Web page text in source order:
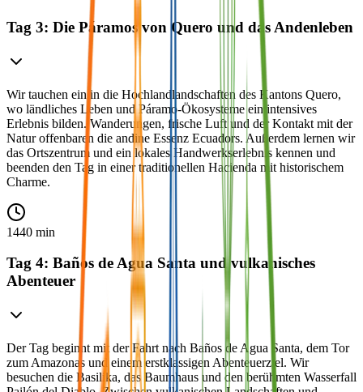
Tag 3: Die Páramos von Quero und das Andenleben
Wir tauchen ein in die Hochlandlandschaften des Kantons Quero,
wo ländliches Leben und Páramo-Ökosysteme ein intensives
Erlebnis bilden. Wanderungen, frische Luft und der Kontakt mit der
Natur offenbaren die andine Essenz Ecuadors. Außerdem lernen wir
das Ortszentrum und ein lokales Handwerkserlebnis kennen und
beenden den Tag in einer traditionellen Hacienda mit historischem
Charme.
1440 min
Tag 4: Baños de Agua Santa und vulkanisches
Abenteuer
Der Tag beginnt mit der Fahrt nach Baños de Agua Santa, dem Tor
zum Amazonas und einem erstklassigen Abenteuerziel. Wir
besuchen die Basilika, das Baumhaus und den berühmten Wasserfall